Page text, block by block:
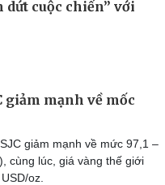
giảm mạnh về mốc
giảm mạnh về mức 97,1 –
cùng lúc, giá vàng thế giới
oz.